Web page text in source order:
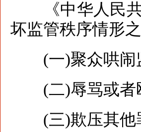
《中华人民共
坏监管秩序情形
(一)聚众哄闹
(二)辱骂或者
(三)欺压其他